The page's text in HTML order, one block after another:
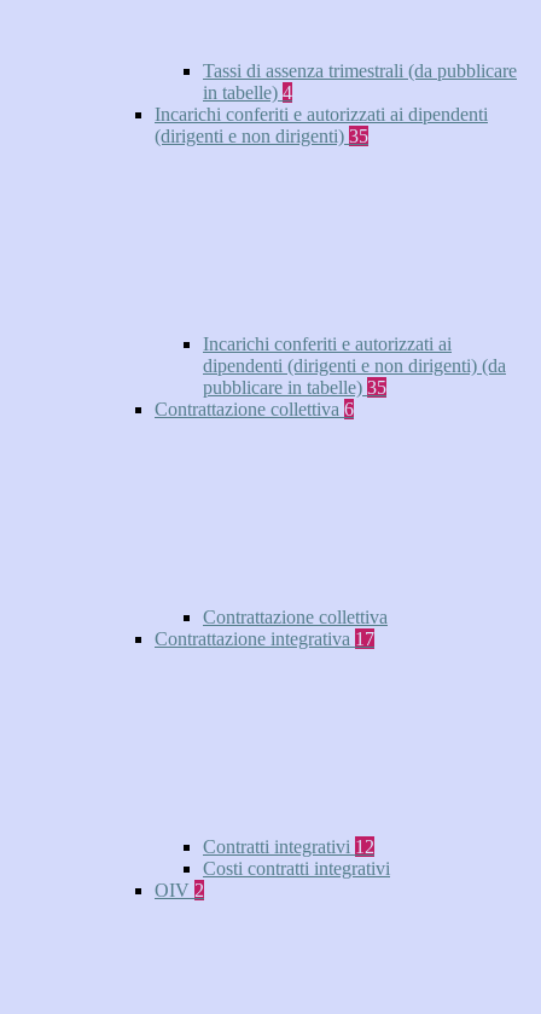
Tassi di assenza trimestrali (da pubblicare
in tabelle) 4
Incarichi conferiti e autorizzati ai dipendenti
(dirigenti e non dirigenti) 35
Incarichi conferiti e autorizzati ai
dipendenti (dirigenti e non dirigenti) (da
pubblicare in tabelle) 35
Contrattazione collettiva 6
Contrattazione collettiva
Contrattazione integrativa 17
Contratti integrativi 12
Costi contratti integrativi
OIV 2